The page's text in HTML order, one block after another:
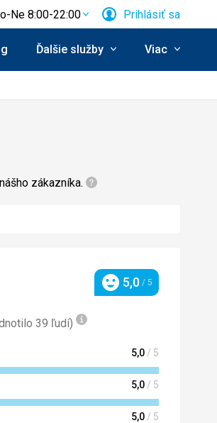
Ne 8:00-22:00 Prihlásiť sa
Ďalšie služby Viac
zákazníka.
Hodnotenie
5,0 / 5
39 ľudí)
5,0/ 5
5,0/ 5
5,0/ 5